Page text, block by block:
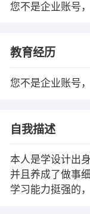
您不是企业账号
教育经历
您不是企业账号
自我描述
本人是学设计出
并且养成了做事
学习能力挺强的